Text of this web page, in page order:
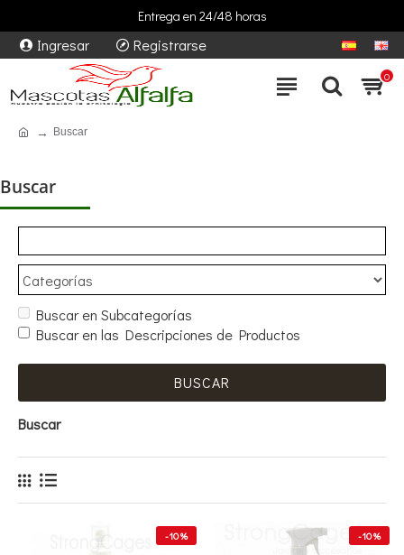
Entrega en 24/48 horas
Ingresar Registrarse
0
Buscar
Buscar
Buscar en Subcategorías
Buscar en las Descripciones de Productos
BUSCAR
Buscar
-10 % -10 %